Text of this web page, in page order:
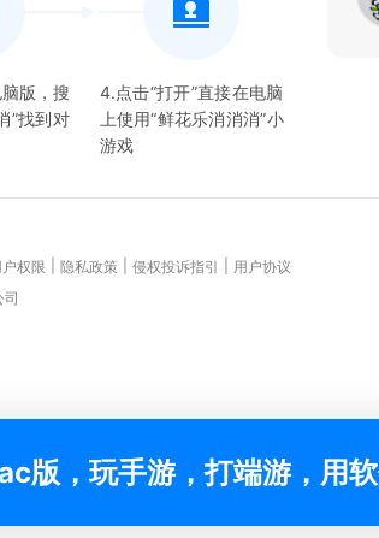
版，搜
”找到对
4.点击“打开”直接在电脑
上使用“鲜花乐消消消”小
游戏
户权限 隐私政策 侵权投诉指引
用户协议
版，玩手游，打端游，用